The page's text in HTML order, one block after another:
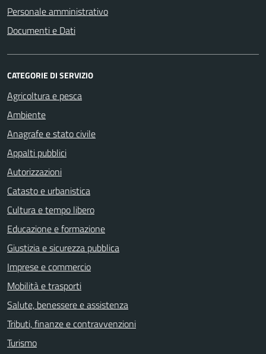
Personale amministrativo
Documenti e Dati
CATEGORIE DI SERVIZIO
Agricoltura e pesca
Ambiente
Anagrafe e stato civile
Appalti pubblici
Autorizzazioni
Catasto e urbanistica
Cultura e tempo libero
Educazione e formazione
Giustizia e sicurezza pubblica
Imprese e commercio
Mobilità e trasporti
Salute, benessere e assistenza
Tributi, finanze e contravvenzioni
Turismo